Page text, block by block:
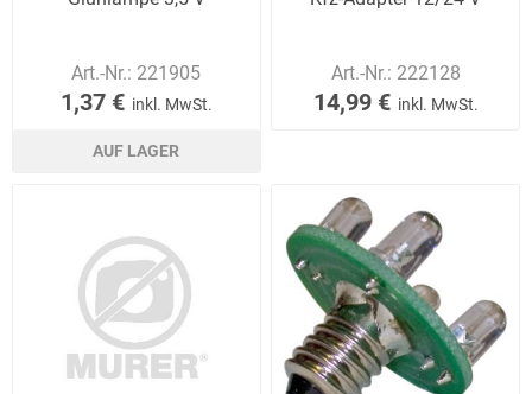
Art.-Nr.: 221905
1,37 € inkl. MwSt.
AUF LAGER
Art.-Nr.: 222128
14,99 € inkl. MwSt.